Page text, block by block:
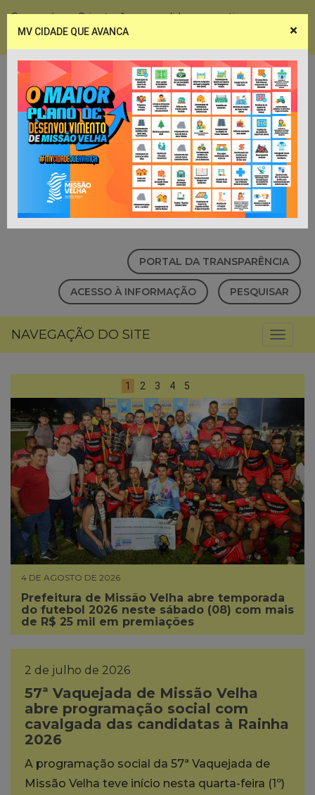
Coronavírus - Orientações e medidas preventivas
PORTAL DA TRANSPARÊNCIA
ACESSO À INFORMAÇÃO PESQUISAR
NAVEGAÇÃO DO SITE
1 2 3 4 5
4 DE AGOSTO DE 2026
Prefeitura de Missão Velha abre temporada
do futebol 2026 neste sábado (08) com mais
de R$ 25 mil em premiações
2 de julho de 2026
57ª Vaquejada de Missão Velha
abre programação social com
cavalgada das candidatas à Rainha
2026
A programação social da 57ª Vaquejada de
Missão Velha teve início nesta quarta-feira (1º)
×
MV CIDADE QUE AVANCA